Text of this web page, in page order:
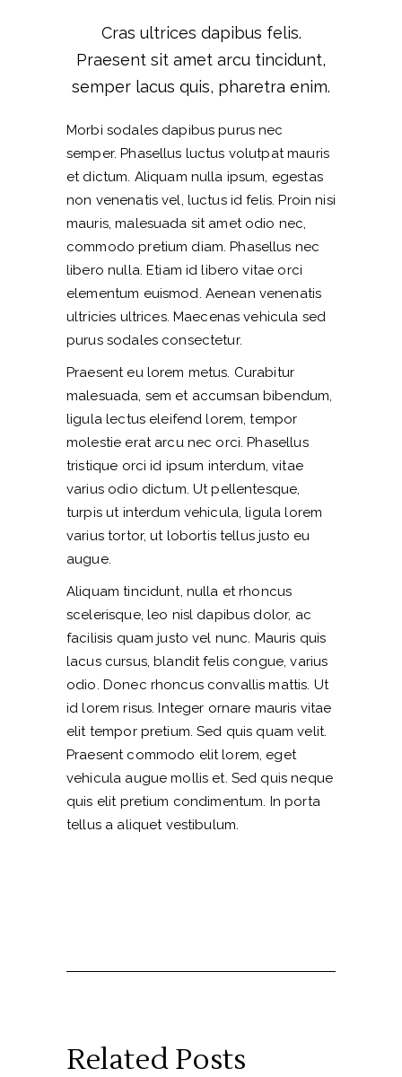
Cras ultrices dapibus felis.
Praesent sit amet arcu tincidunt,
semper lacus quis, pharetra enim.
Morbi sodales dapibus purus nec
semper. Phasellus luctus volutpat mauris
et dictum. Aliquam nulla ipsum, egestas
non venenatis vel, luctus id felis. Proin nisi
mauris, malesuada sit amet odio nec,
commodo pretium diam. Phasellus nec
libero nulla. Etiam id libero vitae orci
elementum euismod. Aenean venenatis
ultricies ultrices. Maecenas vehicula sed
purus sodales consectetur.
Praesent eu lorem metus. Curabitur
malesuada, sem et accumsan bibendum,
ligula lectus eleifend lorem, tempor
molestie erat arcu nec orci. Phasellus
tristique orci id ipsum interdum, vitae
varius odio dictum. Ut pellentesque,
turpis ut interdum vehicula, ligula lorem
varius tortor, ut lobortis tellus justo eu
augue.
Aliquam tincidunt, nulla et rhoncus
scelerisque, leo nisl dapibus dolor, ac
facilisis quam justo vel nunc. Mauris quis
lacus cursus, blandit felis congue, varius
odio. Donec rhoncus convallis mattis. Ut
id lorem risus. Integer ornare mauris vitae
elit tempor pretium. Sed quis quam velit.
Praesent commodo elit lorem, eget
vehicula augue mollis et. Sed quis neque
quis elit pretium condimentum. In porta
tellus a aliquet vestibulum.
Related Posts